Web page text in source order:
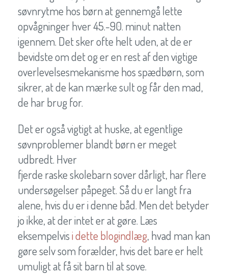
søvnrytme hos børn at gennemgå lette
opvågninger hver 45.-90. minut natten
igennem. Det sker ofte helt uden, at de er
bevidste om det og er en rest af den vigtige
overlevelsesmekanisme hos spædbørn, som
sikrer, at de kan mærke sult og får den mad,
de har brug for.
Det er også vigtigt at huske, at egentlige
søvnproblemer blandt børn er meget
udbredt. Hver
fjerde raske skolebarn sover dårligt, har flere
undersøgelser påpeget. Så du er langt fra
alene, hvis du er i denne båd. Men det betyder
jo ikke, at der intet er at gøre. Læs
eksempelvisi dette blogindlæg, hvad man kan
gøre selv som forælder, hvis det bare er helt
umuligt at få sit barn til at sove.